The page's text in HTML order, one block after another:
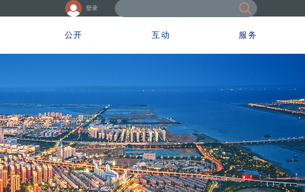
登录
公开 互动 服务